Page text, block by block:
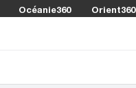
Océanie360 Orient360